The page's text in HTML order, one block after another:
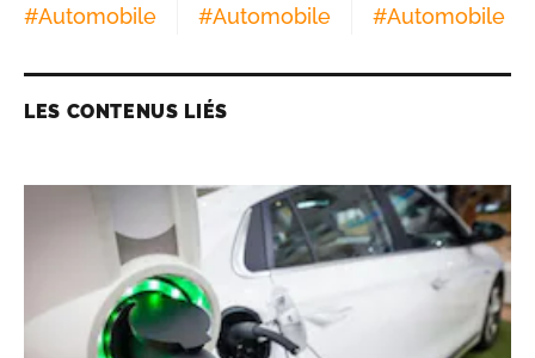
#Automobile #Automobile #Automobile
LES CONTENUS LIÉS